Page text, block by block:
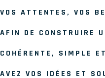
VOS ATTENTES, VOS
AFIN DE CONSTRUIRE
COHÉRENTE, SIMPLE
AVEZ VOS IDÉES ET